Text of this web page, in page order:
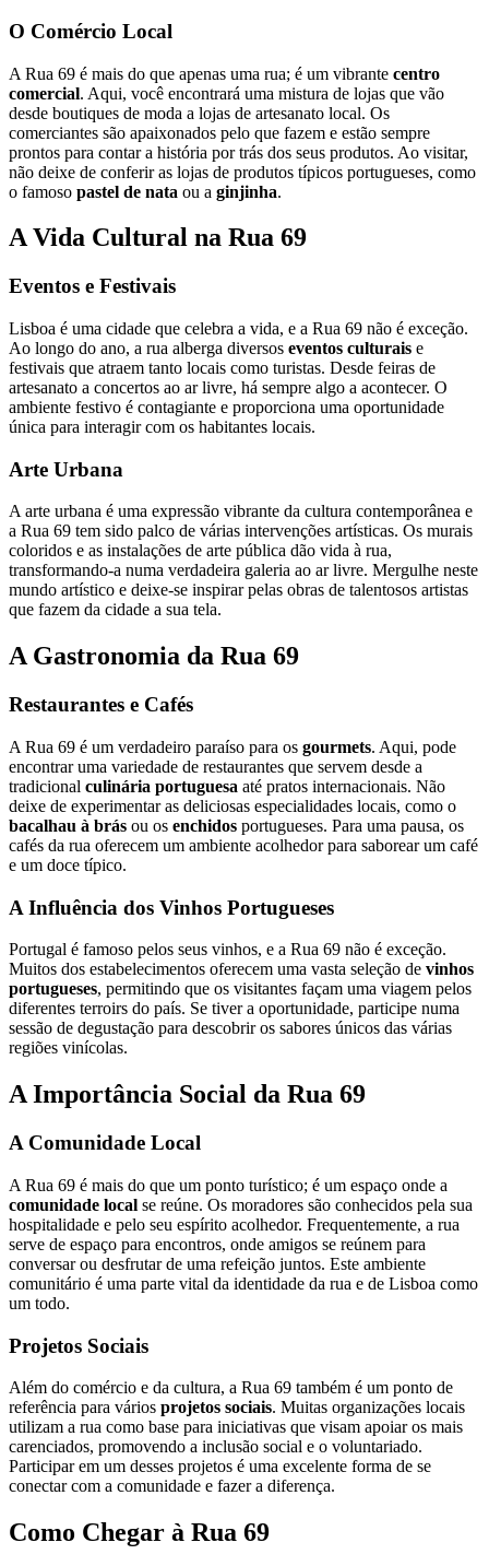
O Comércio Local
A Rua 69 é mais do que apenas uma rua; é um vibrante centro
comercial. Aqui, você encontrará uma mistura de lojas que vão
desde boutiques de moda a lojas de artesanato local. Os
comerciantes são apaixonados pelo que fazem e estão sempre
prontos para contar a história por trás dos seus produtos. Ao visitar,
não deixe de conferir as lojas de produtos típicos portugueses, como
o famoso pastel de nata ou a ginjinha.
A Vida Cultural na Rua 69
Eventos e Festivais
Lisboa é uma cidade que celebra a vida, e a Rua 69 não é exceção.
Ao longo do ano, a rua alberga diversos eventos culturais e
festivais que atraem tanto locais como turistas. Desde feiras de
artesanato a concertos ao ar livre, há sempre algo a acontecer. O
ambiente festivo é contagiante e proporciona uma oportunidade
única para interagir com os habitantes locais.
Arte Urbana
A arte urbana é uma expressão vibrante da cultura contemporânea e
a Rua 69 tem sido palco de várias intervenções artísticas. Os murais
coloridos e as instalações de arte pública dão vida à rua,
transformando-a numa verdadeira galeria ao ar livre. Mergulhe neste
mundo artístico e deixe-se inspirar pelas obras de talentosos artistas
que fazem da cidade a sua tela.
A Gastronomia da Rua 69
Restaurantes e Cafés
A Rua 69 é um verdadeiro paraíso para os gourmets. Aqui, pode
encontrar uma variedade de restaurantes que servem desde a
tradicional culinária portuguesa até pratos internacionais. Não
deixe de experimentar as deliciosas especialidades locais, como o
bacalhau à brás ou os enchidos portugueses. Para uma pausa, os
cafés da rua oferecem um ambiente acolhedor para saborear um café
e um doce típico.
A Influência dos Vinhos Portugueses
Portugal é famoso pelos seus vinhos, e a Rua 69 não é exceção.
Muitos dos estabelecimentos oferecem uma vasta seleção de vinhos
portugueses, permitindo que os visitantes façam uma viagem pelos
diferentes terroirs do país. Se tiver a oportunidade, participe numa
sessão de degustação para descobrir os sabores únicos das várias
regiões vinícolas.
A Importância Social da Rua 69
A Comunidade Local
A Rua 69 é mais do que um ponto turístico; é um espaço onde a
comunidade local se reúne. Os moradores são conhecidos pela sua
hospitalidade e pelo seu espírito acolhedor. Frequentemente, a rua
serve de espaço para encontros, onde amigos se reúnem para
conversar ou desfrutar de uma refeição juntos. Este ambiente
comunitário é uma parte vital da identidade da rua e de Lisboa como
um todo.
Projetos Sociais
Além do comércio e da cultura, a Rua 69 também é um ponto de
referência para vários projetos sociais. Muitas organizações locais
utilizam a rua como base para iniciativas que visam apoiar os mais
carenciados, promovendo a inclusão social e o voluntariado.
Participar em um desses projetos é uma excelente forma de se
conectar com a comunidade e fazer a diferença.
Como Chegar à Rua 69